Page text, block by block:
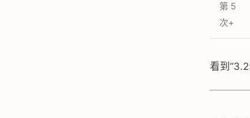
第 5
次+
看到